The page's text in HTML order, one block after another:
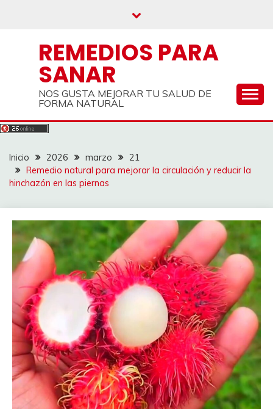
REMEDIOS PARA
SANAR
NOS GUSTA MEJORAR TU SALUD DE
FORMA NATURAL
Inicio 2026 marzo
21
Remedio natural para mejorar la circulación y reducir la
hinchazón en las piernas